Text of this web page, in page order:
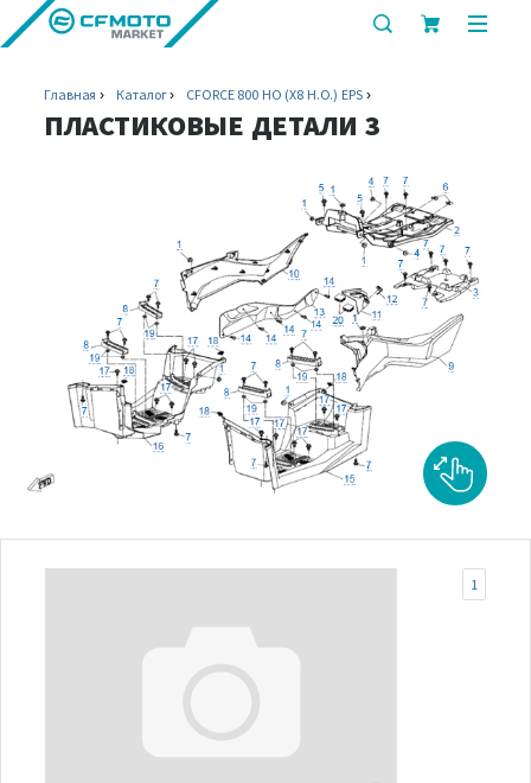
показать
Главная Каталог CFORCE 800 HO (X8 H.O.) EPS
ПЛАСТИКОВЫЕ ДЕТАЛИ 3
1